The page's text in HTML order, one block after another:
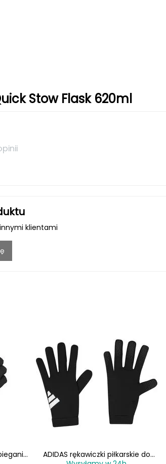
Stow Flask 620ml
klientami
ADIDAS rękawiczki piłkarskie do